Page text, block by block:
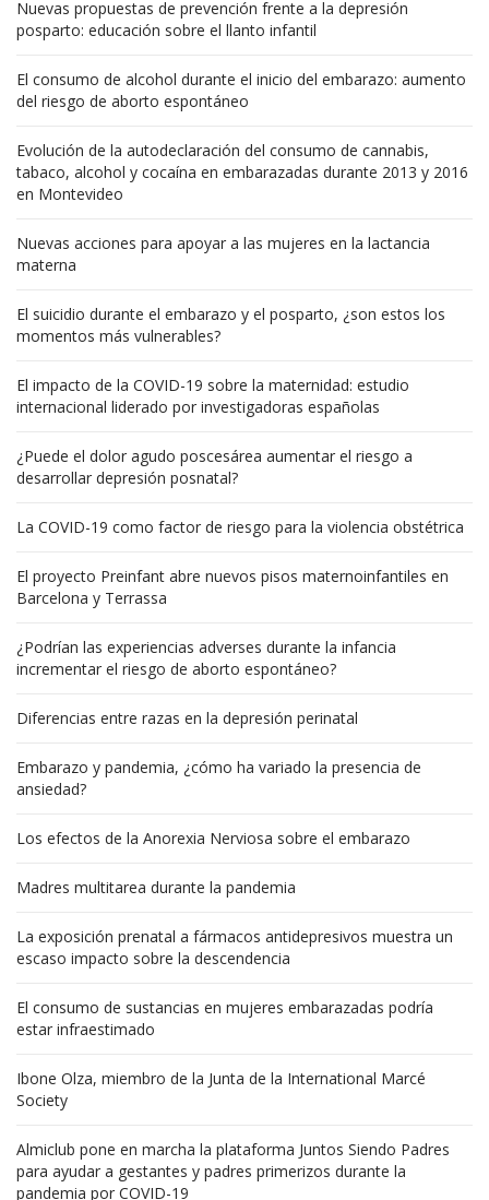
Nuevas propuestas de prevención frente a la depresión
posparto: educación sobre el llanto infantil
El consumo de alcohol durante el inicio del embarazo: aumento
del riesgo de aborto espontáneo
Evolución de la autodeclaración del consumo de cannabis,
tabaco, alcohol y cocaína en embarazadas durante 2013 y 2016
en Montevideo
Nuevas acciones para apoyar a las mujeres en la lactancia
materna
El suicidio durante el embarazo y el posparto, ¿son estos los
momentos más vulnerables?
El impacto de la COVID-19 sobre la maternidad: estudio
internacional liderado por investigadoras españolas
¿Puede el dolor agudo poscesárea aumentar el riesgo a
desarrollar depresión posnatal?
La COVID-19 como factor de riesgo para la violencia obstétrica
El proyecto Preinfant abre nuevos pisos maternoinfantiles en
Barcelona y Terrassa
¿Podrían las experiencias adverses durante la infancia
incrementar el riesgo de aborto espontáneo?
Diferencias entre razas en la depresión perinatal
Embarazo y pandemia, ¿cómo ha variado la presencia de
ansiedad?
Los efectos de la Anorexia Nerviosa sobre el embarazo
Madres multitarea durante la pandemia
La exposición prenatal a fármacos antidepresivos muestra un
escaso impacto sobre la descendencia
El consumo de sustancias en mujeres embarazadas podría
estar infraestimado
Ibone Olza, miembro de la Junta de la International Marcé
Society
Almiclub pone en marcha la plataforma Juntos Siendo Padres
para ayudar a gestantes y padres primerizos durante la
pandemia por COVID-19